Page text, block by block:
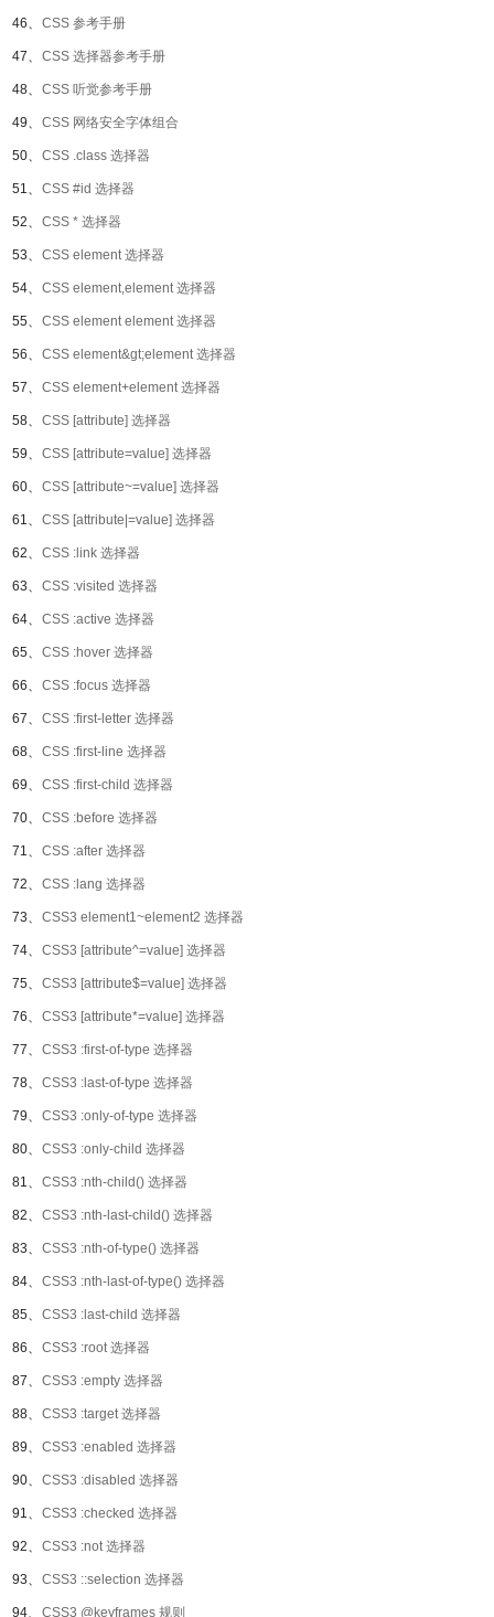
46、 CSS 参考手册
47、 CSS 选择器参考手册
48、 CSS 听觉参考手册
49、 CSS 网络安全字体组合
50、 CSS .class 选择器
51、 CSS #id 选择器
52、 CSS * 选择器
53、 CSS element 选择器
54、 CSS element,element 选择器
55、 CSS element element 选择器
56、 CSS element&gt;element 选择器
57、 CSS element+element 选择器
58、 CSS [attribute] 选择器
59、 CSS [attribute=value] 选择器
60、 CSS [attribute~=value] 选择器
61、 CSS [attribute|=value] 选择器
62、 CSS :link 选择器
63、 CSS :visited 选择器
64、 CSS :active 选择器
65、 CSS :hover 选择器
66、 CSS :focus 选择器
67、 CSS :first-letter 选择器
68、 CSS :first-line 选择器
69、 CSS :first-child 选择器
70、 CSS :before 选择器
71、 CSS :after 选择器
72、 CSS :lang 选择器
73、 CSS3 element1~element2 选择器
74、 CSS3 [attribute^=value] 选择器
75、 CSS3 [attribute$=value] 选择器
76、 CSS3 [attribute*=value] 选择器
77、 CSS3 :first-of-type 选择器
78、 CSS3 :last-of-type 选择器
79、 CSS3 :only-of-type 选择器
80、 CSS3 :only-child 选择器
81、 CSS3 :nth-child() 选择器
82、 CSS3 :nth-last-child() 选择器
83、 CSS3 :nth-of-type() 选择器
84、 CSS3 :nth-last-of-type() 选择器
85、 CSS3 :last-child 选择器
86、 CSS3 :root 选择器
87、 CSS3 :empty 选择器
88、 CSS3 :target 选择器
89、 CSS3 :enabled 选择器
90、 CSS3 :disabled 选择器
91、 CSS3 :checked 选择器
92、 CSS3 :not 选择器
93、 CSS3 ::selection 选择器
94、 CSS3 @keyframes 规则